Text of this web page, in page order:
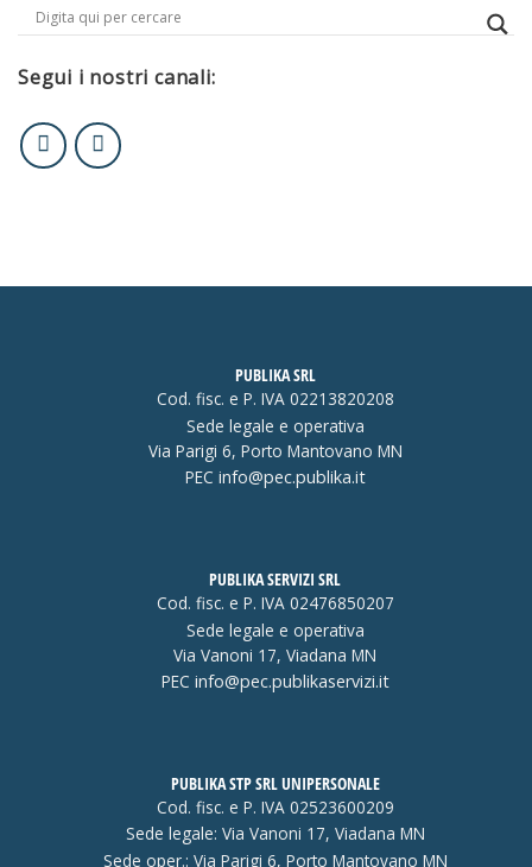
Segui i nostri canali:
PUBLIKA SRL
Cod. fisc. e P. IVA 02213820208
Sede legale e operativa
Via Parigi 6, Porto Mantovano MN
PEC info@pec.publika.it
PUBLIKA SERVIZI SRL
Cod. fisc. e P. IVA 02476850207
Sede legale e operativa
Via Vanoni 17, Viadana MN
PEC info@pec.publikaservizi.it
PUBLIKA STP SRL UNIPERSONALE
Cod. fisc. e P. IVA 02523600209
Sede legale: Via Vanoni 17, Viadana MN
Sede oper.: Via Parigi 6, Porto Mantovano MN